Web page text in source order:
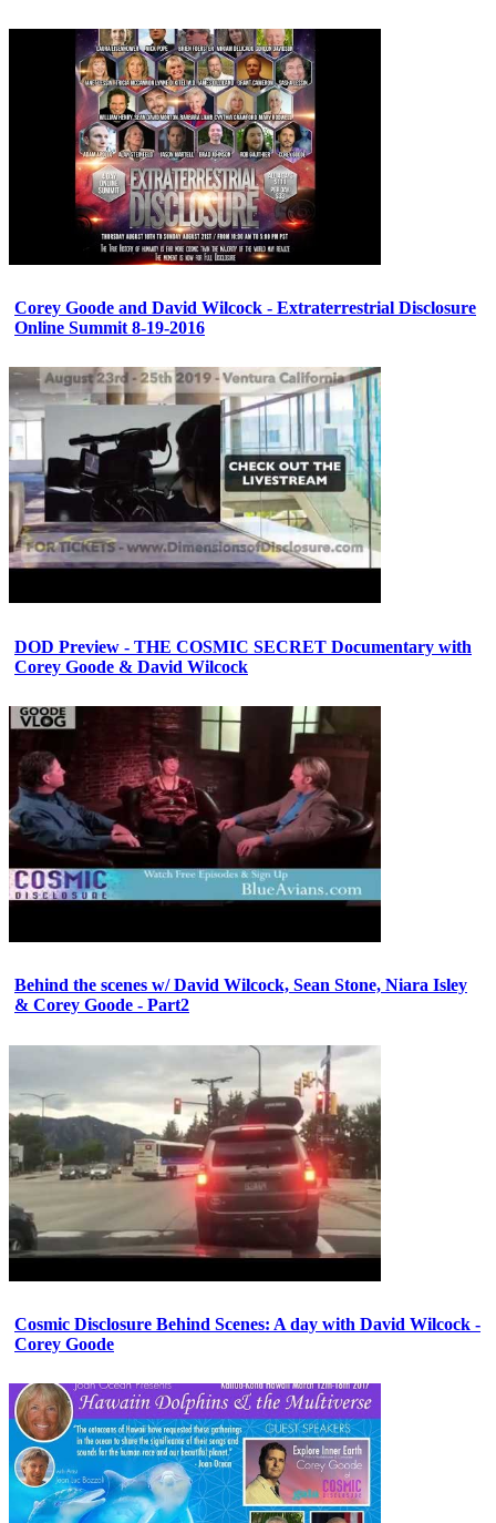
Corey Goode and David Wilcock - Extraterrestrial Disclosure
Online Summit 8-19-2016
DOD Preview - THE COSMIC SECRET Documentary with
Corey Goode & David Wilcock
Behind the scenes w/ David Wilcock, Sean Stone, Niara Isley
& Corey Goode - Part2
Cosmic Disclosure Behind Scenes: A day with David Wilcock -
Corey Goode